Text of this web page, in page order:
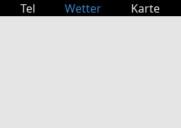
Tel Wetter Karte